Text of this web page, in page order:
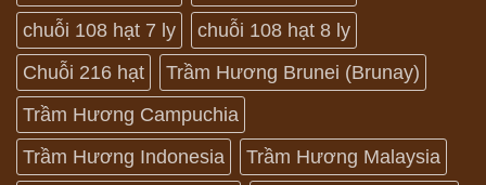
chuỗi 108 hạt 7 ly
chuỗi 108 hạt 8 ly
Chuỗi 216 hạt
Trầm Hương Brunei (Brunay)
Trầm Hương Campuchia
Trầm Hương Indonesia
Trầm Hương Malaysia